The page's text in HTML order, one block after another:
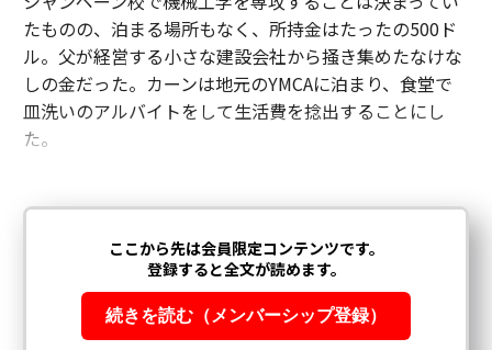
たものの、泊まる場所もなく、所持金はたったの500ド
ル。父が経営する小さな建設会社から掻き集めたなけな
しの金だった。カーンは地元のYMCAに泊まり、食堂で
皿洗いのアルバイトをして生活費を捻出することにし
た。